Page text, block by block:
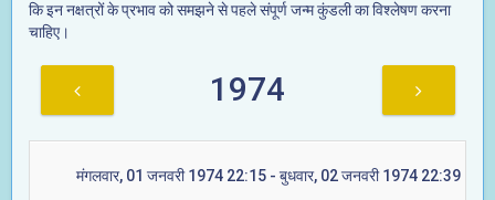
कि इन नक्षत्रों के प्रभाव को समझने से पहले संपूर्ण जन्म कुंडली का विश्लेषण करना
चाहिए।
1974
मंगलवार, 01 जनवरी 1974 22:15 - बुधवार, 02 जनवरी 1974 22:39